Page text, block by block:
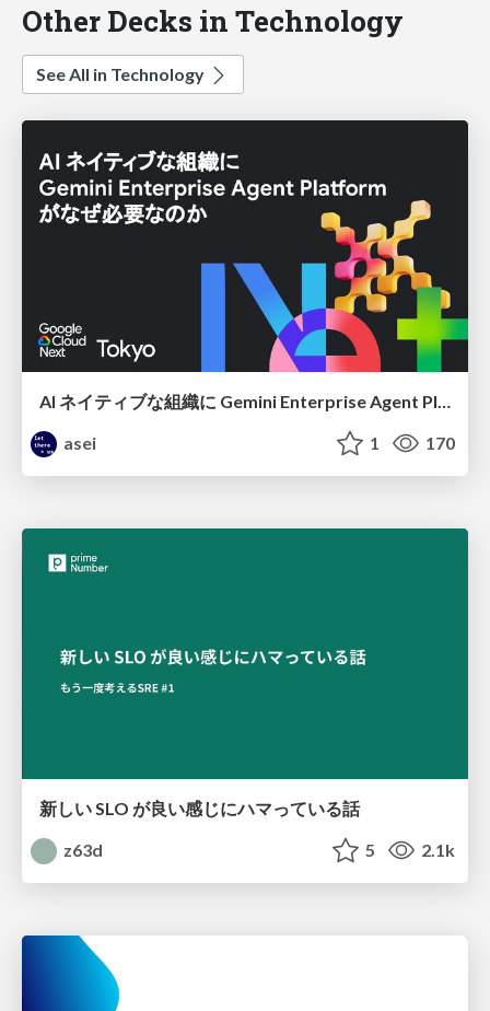
Other Decks in Technology
See All in Technology
asei
1 170
新しい SLO が良い感じにハマっている話
z63d
5 2.1k